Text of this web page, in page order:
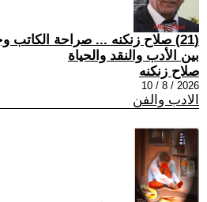
(21) صلاح زنكنه ... صراحة الكاتب
بين الأدب والنقد والحياة
صلاح زنكنه
2026 / 8 / 10
الادب والفن